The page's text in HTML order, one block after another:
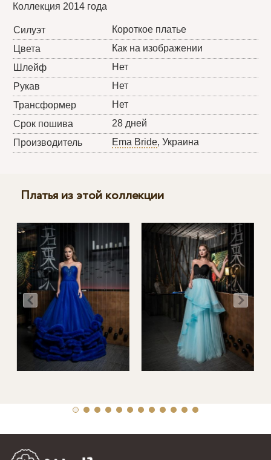
Коллекция 2014 года
Силуэт
Короткое платье
Цвета
Как на изображении
Шлейф
Нет
Рукав
Нет
Трансформер
Нет
Срок пошива
28 дней
Производитель
Ema Bride, Украина
Платья из этой коллекции